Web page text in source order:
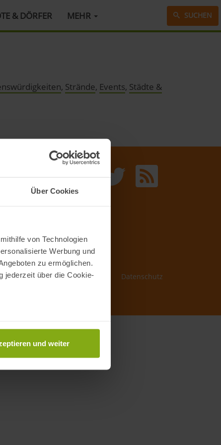
Über Cookies
von Technologien
Werbung und
zu ermöglichen.
jederzeit über die Cookie-
Präferenzen im
und weiter
& DÖRFER MEHR SUCHEN
, Strände, Events, Städte &
Kontakt Impressum Datenschutz